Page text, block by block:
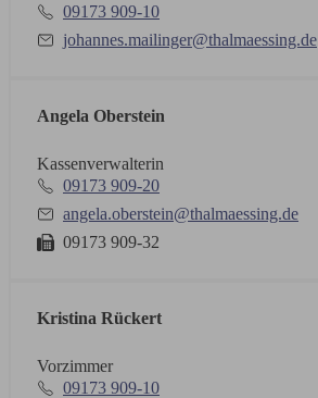
09173 909-10
johannes.mailinger@thalmaessing.de
Angela Oberstein
Kassenverwalterin
09173 909-20
angela.oberstein@thalmaessing.de
09173 909-32
Kristina Rückert
Vorzimmer
09173 909-10